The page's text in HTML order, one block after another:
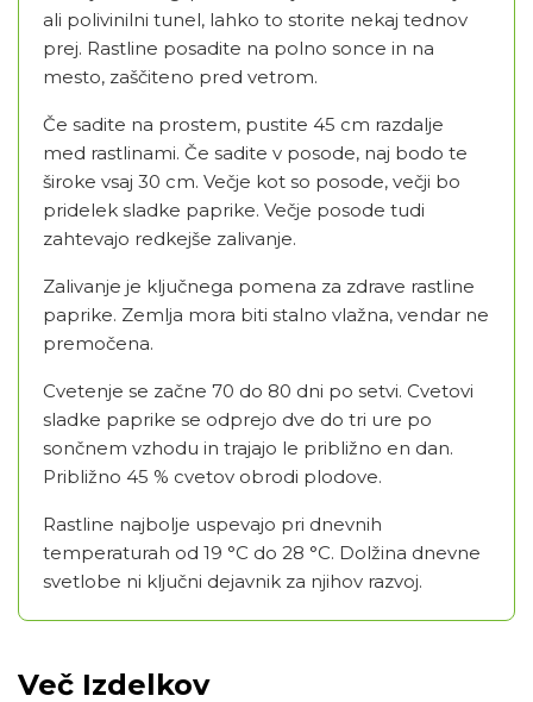
ali polivinilni tunel, lahko to storite nekaj tednov
prej. Rastline posadite na polno sonce in na
mesto, zaščiteno pred vetrom.
Če sadite na prostem, pustite 45 cm razdalje
med rastlinami. Če sadite v posode, naj bodo te
široke vsaj 30 cm. Večje kot so posode, večji bo
pridelek sladke paprike. Večje posode tudi
zahtevajo redkejše zalivanje.
Zalivanje je ključnega pomena za zdrave rastline
paprike. Zemlja mora biti stalno vlažna, vendar ne
premočena.
Cvetenje se začne 70 do 80 dni po setvi. Cvetovi
sladke paprike se odprejo dve do tri ure po
sončnem vzhodu in trajajo le približno en dan.
Približno 45 % cvetov obrodi plodove.
Rastline najbolje uspevajo pri dnevnih
temperaturah od 19 °C do 28 °C. Dolžina dnevne
svetlobe ni ključni dejavnik za njihov razvoj.
Več Izdelkov